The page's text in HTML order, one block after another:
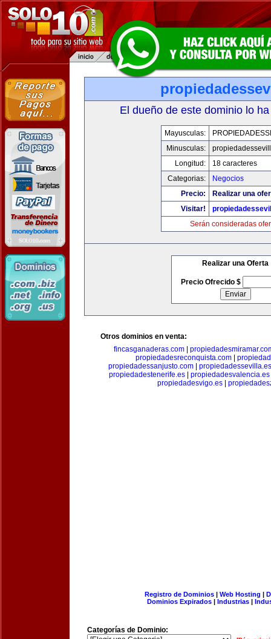
El dueño de este dominio lo
Mayusculas:
Minusculas:
Longitud:
18 caracteres
Categorias:
Negocios
Precio:
Realizar una
Visitar!
Serán consideradas
Realizar una Oferta
Precio Ofrecido $
Otros dominios en venta:
fincasganaderas.com
propiedadesreconquista.com
propiedadessanjusto.com| propiedadessevilla.es
propiedadestenerife.es| propiedadesvalencia.es
propiedadesvigo.es|
Registro de Dominios| Web Hosting |
Dominios Expirados | Industrias |
Categorías de Dominio: